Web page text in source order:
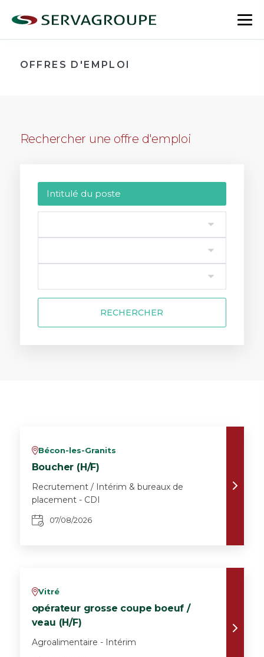
OFFRES D'EMPLOI
Rechercher une offre d'emploi
RECHERCHER
vBécon-les-Granits
Boucher (H/F)
Recrutement / Intérim & bureaux de
placement - CDI
07/08/2026
vVitré
opérateur grosse coupe boeuf /
veau (H/F)
Agroalimentaire - Intérim